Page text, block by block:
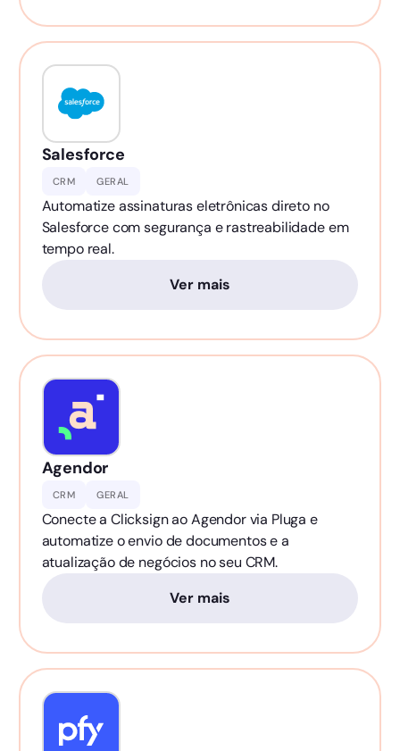
Salesforce
CRM GERAL
Automatize assinaturas eletrônicas direto no
Salesforce com segurança e rastreabilidade em
tempo real.
Ver mais
Agendor
CRM GERAL
Conecte a Clicksign ao Agendor via Pluga e
automatize o envio de documentos e a
atualização de negócios no seu CRM.
Ver mais